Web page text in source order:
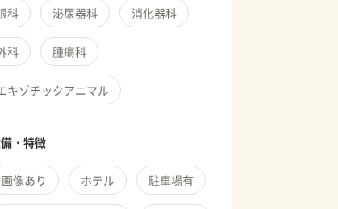
科 泌尿器科 消化器科
科 腫瘍科
キゾチックアニマル
・特徴
画像あり ホテル 駐車場有